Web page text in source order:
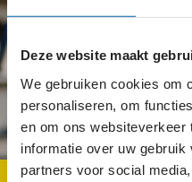
Deze website maakt
We gebruiken cookies om
personaliseren, om
en om ons websiteverkeer
informatie over uw
partners voor social